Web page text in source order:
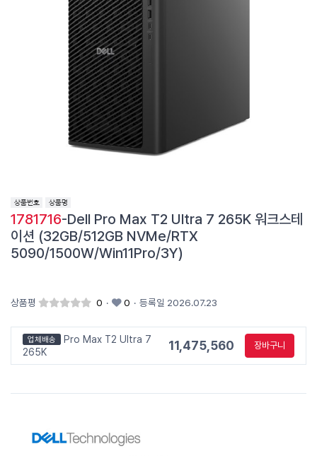
1781716-Dell Pro Max T2 Ultra 7 265K 워크스테
이션 (32GB/512GB NVMe/RTX
5090/1500W/Win11Pro/3Y)
상품평 0 · 0 · 등록일 2026.07.23
업체배송
Pro Max T2 Ultra 7
265K
11,475,560 장바구니